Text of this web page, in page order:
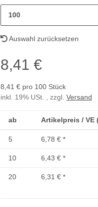
100
Auswahl zurücksetzen
8,41 €
8,41 € pro 100 Stück
inkl. 19% USt. , zzgl. Versand
ab Artikelpreis / VE
5 6,78 € *
10 6,43 € *
20 6,31 € *